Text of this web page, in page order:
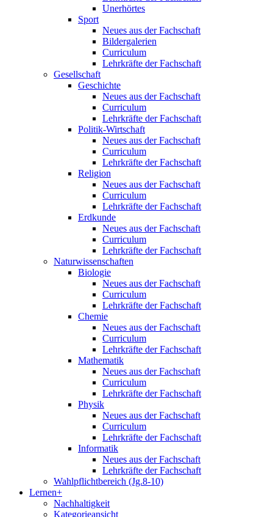
Unerhörtes
Sport
Neues aus der Fachschaft
Bildergalerien
Curriculum
Lehrkräfte der Fachschaft
Gesellschaft
Geschichte
Neues aus der Fachschaft
Curriculum
Lehrkräfte der Fachschaft
Politik-Wirtschaft
Neues aus der Fachschaft
Curriculum
Lehrkräfte der Fachschaft
Religion
Neues aus der Fachschaft
Curriculum
Lehrkräfte der Fachschaft
Erdkunde
Neues aus der Fachschaft
Curriculum
Lehrkräfte der Fachschaft
Naturwissenschaften
Biologie
Neues aus der Fachschaft
Curriculum
Lehrkräfte der Fachschaft
Chemie
Neues aus der Fachschaft
Curriculum
Lehrkräfte der Fachschaft
Mathematik
Neues aus der Fachschaft
Curriculum
Lehrkräfte der Fachschaft
Physik
Neues aus der Fachschaft
Curriculum
Lehrkräfte der Fachschaft
Informatik
Neues aus der Fachschaft
Lehrkräfte der Fachschaft
Wahlpflichtbereich (Jg.8-10)
Lernen+
Nachhaltigkeit
Kategorieansicht